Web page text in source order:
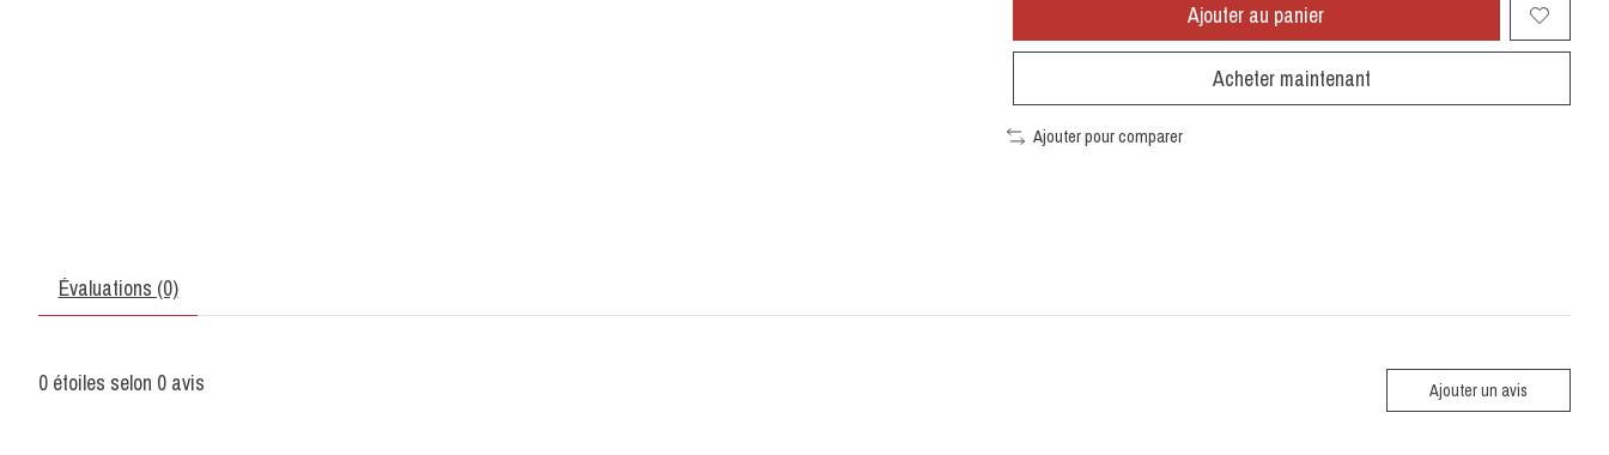
Ajouter au panier
Acheter maintenant
Ajouter pour comparer
Évaluations (0)
0 étoiles selon 0 avis Ajouter un avis